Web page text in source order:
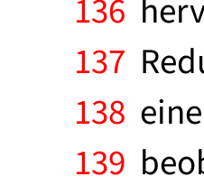
136
137
138
139